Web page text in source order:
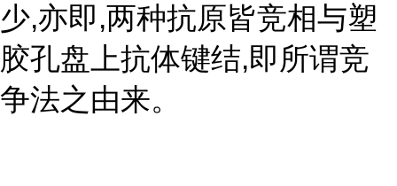
少,亦即,两种抗原皆竞相与塑
胶孔盘上抗体键结,即所谓竞
争法之由来。